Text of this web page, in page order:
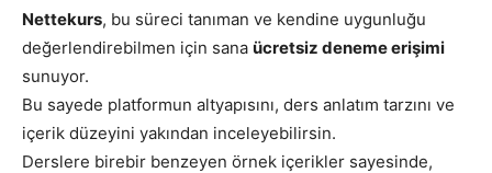
Nettekurs, bu süreci tanıman ve kendine uygunluğu
değerlendirebilmen için sana ücretsiz deneme erişimi
sunuyor.
Bu sayede platformun altyapısını, ders anlatım tarzını ve
içerik düzeyini yakından inceleyebilirsin.
Derslere birebir benzeyen örnek içerikler sayesinde,